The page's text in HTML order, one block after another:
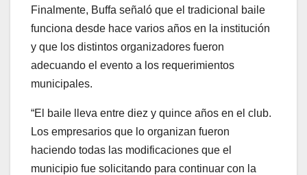
Finalmente, Buffa señaló que el tradicional baile
funciona desde hace varios años en la institución
y que los distintos organizadores fueron
adecuando el evento a los requerimientos
municipales.
“El baile lleva entre diez y quince años en el club.
Los empresarios que lo organizan fueron
haciendo todas las modificaciones que el
municipio fue solicitando para continuar con la